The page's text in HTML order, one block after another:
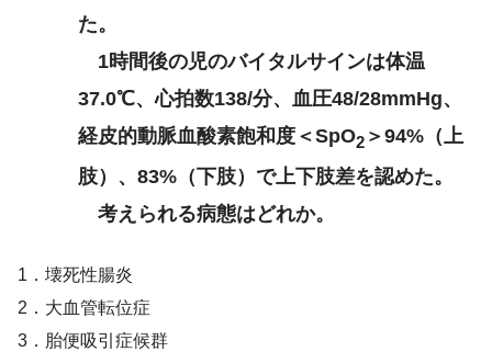
た。
1時間後の児のバイタルサインは体温
37.0℃、心拍数138/分、血圧48/28mmHg、
経皮的動脈血酸素飽和度＜SpO2 ＞94%（上
肢）、83%（下肢）で上下肢差を認めた。
考えられる病態はどれか。
1．壊死性腸炎
2．大血管転位症
3．胎便吸引症候群